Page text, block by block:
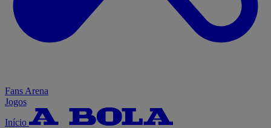
Fans Arena
Jogos
Início